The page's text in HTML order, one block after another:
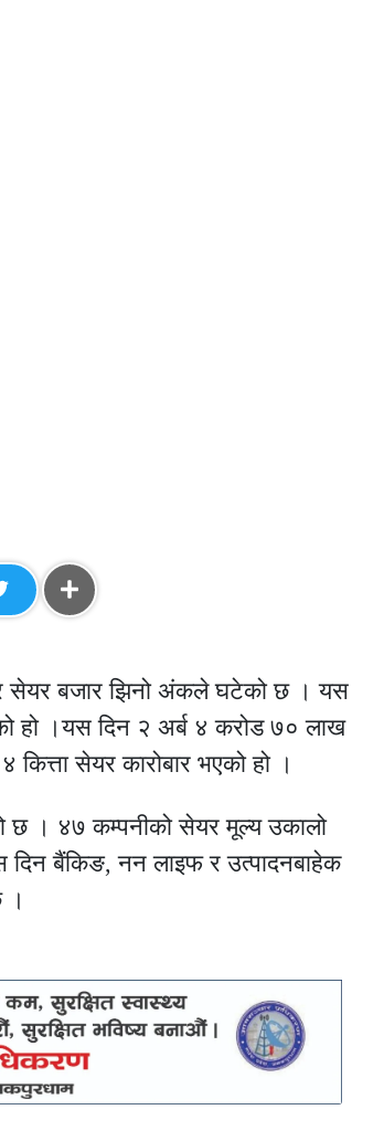
सेयर बजार झिनो अंकले घटेको छ । यस
।यस दिन २ अर्ब ४ करोड ७० लाख
सेयर कारोबार भएको हो ।
छ । ४७ कम्पनीको सेयर मूल्य उकालो
बैंकिङ, नन लाइफ र उत्पादनबाहेक
।